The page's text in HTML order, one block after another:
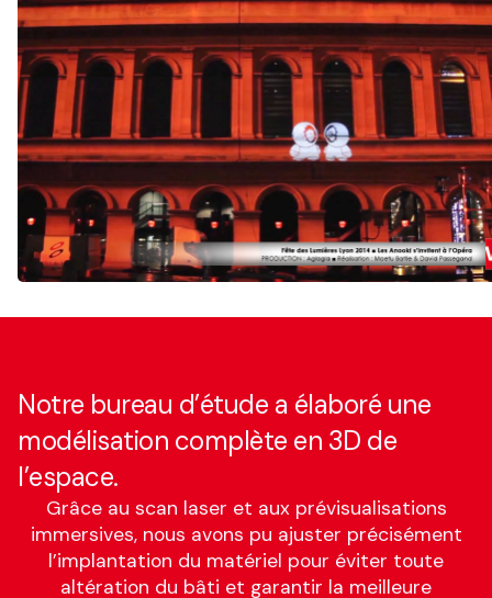
Notre bureau d’étude a élaboré une
modélisation complète en 3D de
l’espace.
Grâce au scan laser et aux prévisualisations
immersives, nous avons pu ajuster précisément
l’implantation du matériel pour éviter toute
altération du bâti et garantir la meilleure